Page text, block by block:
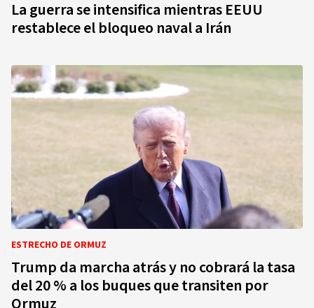
La guerra se intensifica mientras EEUU
restablece el bloqueo naval a Irán
ESTRECHO DE ORMUZ
Trump da marcha atrás y no cobrará la tasa
del 20 % a los buques que transiten por